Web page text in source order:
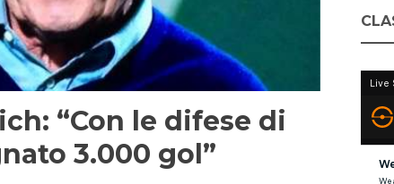
“Con le difese di
3.000 gol”